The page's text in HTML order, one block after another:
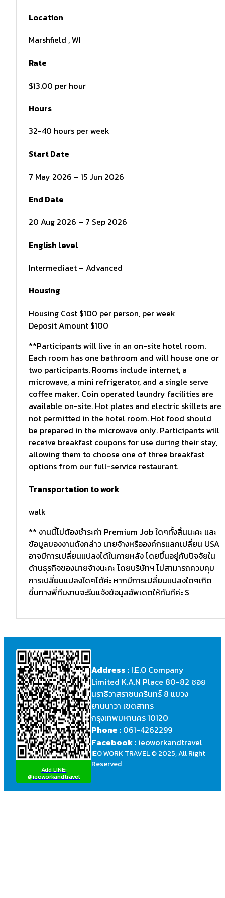
Location
Marshfield , WI
Rate
$13.00 per hour
Hours
32-40 hours per week
Start Date
7 May 2026 – 15 Jun 2026
End Date
20 Aug 2026 – 7 Sep 2026
English level
Intermediaet – Advanced
Housing
Housing Cost $100 per person, per week
Deposit Amount $100
**Participants will live in an on-site hotel room.
Each room has one bathroom and will house one or
two participants. Rooms include internet, a
microwave, a mini refrigerator, and a single serve
coffee maker. Coin operated laundry facilities are
available on-site. Hot plates and electric skillets are
not permitted in the hotel room. Hot food should
be prepared in the microwave only. Participants will
receive breakfast coupons for use during their stay,
allowing them to choose one of three breakfast
options from our full-service restaurant.
Transportation to work
walk
** งานนี้ไม่ต้องชำระค่า Premium Job ใดๆทั้งสิ้นนะคะ และ
ข้อมูลของงานดังกล่าว นายจ้างหรือองค์กรแลกเปลี่ยน USA
อาจมีการเปลี่ยนแปลงได้ในภายหลัง โดยขึ้นอยู่กับปัจจัยใน
ด้านธุรกิจของนายจ้างนะคะ โดยบริษัทฯ ไม่สามารถควบคุม
การเปลี่ยนแปลงใดๆได้ค่ะ หากมีการเปลี่ยนแปลงใดๆเกิด
ขึ้นทางพี่ทีมงานจะรีบแจ้งข้อมูลอัพเดตให้ทันทีค่ะ S
Add LINE:
@ieoworkandtravel
Address : I.E.O Company
Limited K.A.N Place 80-82 ซอย
นราธิวาสราชนครินทร์ 8 แขวง
ยานนาวา เขตสาทร
กรุงเทพมหานคร 10120
Phone : 061-4262299
Facebook : ieoworkandtravel
IEO WORK TRAVEL © 2025, All Right
Reserved